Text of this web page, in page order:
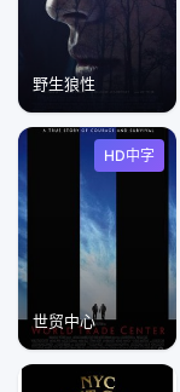
野生狼性
HD中字
世贸中心